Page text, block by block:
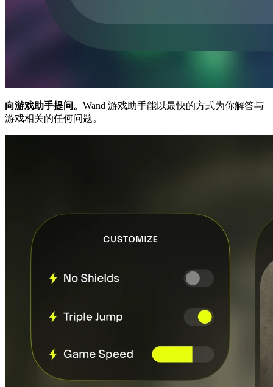
向游戏助手提问。 Wand 游戏助手能以最快的方式为你解答与
游戏相关的任何问题。